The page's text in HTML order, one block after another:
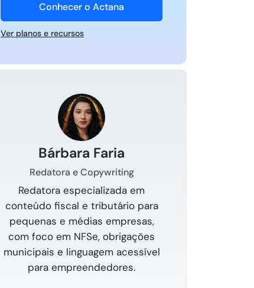
Conhecer o Actana
Ver planos e recursos
Bárbara Faria
Redatora e Copywriting
Redatora especializada em
conteúdo fiscal e tributário para
pequenas e médias empresas,
com foco em NFSe, obrigações
municipais e linguagem acessível
para empreendedores.